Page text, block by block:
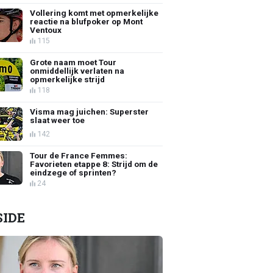
Vollering komt met opmerkelijke
reactie na blufpoker op Mont
Ventoux
115
Grote naam moet Tour
onmiddellijk verlaten na
opmerkelijke strijd
118
Visma mag juichen: Superster
slaat weer toe
142
Tour de France Femmes:
Favorieten etappe 8: Strijd om de
eindzege of sprinten?
24